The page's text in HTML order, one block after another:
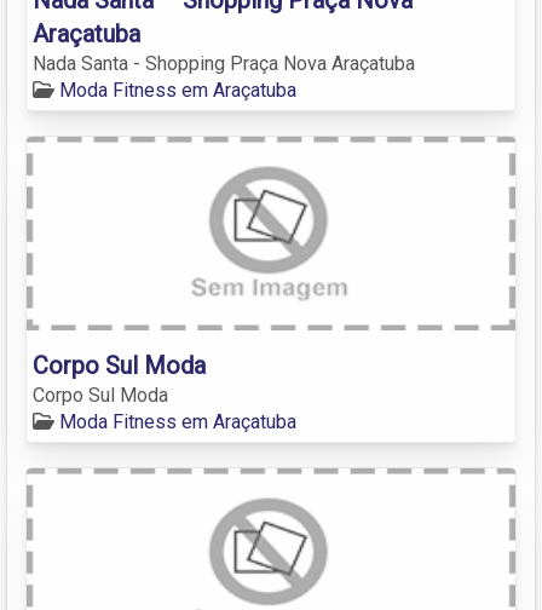
Araçatuba
Nada Santa - Shopping Praça Nova Araçatuba
Moda Fitness em Araçatuba
Corpo Sul Moda
Corpo Sul Moda
Moda Fitness em Araçatuba